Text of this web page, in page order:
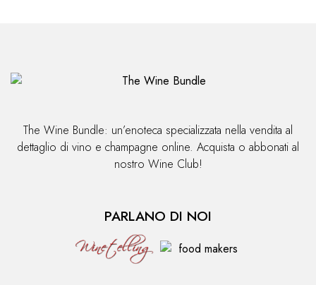
The Wine Bundle: un’enoteca specializzata nella vendita al
dettaglio di vino e champagne online. Acquista o abbonati al
nostro Wine Club!
PARLANO DI NOI